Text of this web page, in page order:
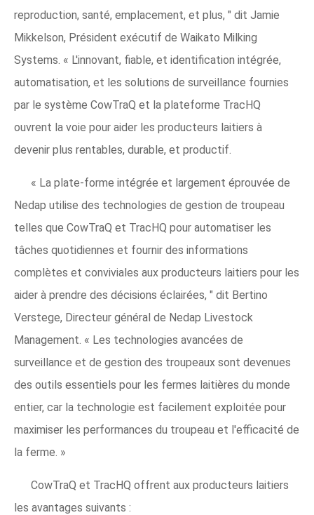
reproduction, santé, emplacement, et plus, " dit Jamie
Mikkelson, Président exécutif de Waikato Milking
Systems. « L'innovant, fiable, et identification intégrée,
automatisation, et les solutions de surveillance fournies
par le système CowTraQ et la plateforme TracHQ
ouvrent la voie pour aider les producteurs laitiers à
devenir plus rentables, durable, et productif.
« La plate-forme intégrée et largement éprouvée de
Nedap utilise des technologies de gestion de troupeau
telles que CowTraQ et TracHQ pour automatiser les
tâches quotidiennes et fournir des informations
complètes et conviviales aux producteurs laitiers pour les
aider à prendre des décisions éclairées, " dit Bertino
Verstege, Directeur général de Nedap Livestock
Management. « Les technologies avancées de
surveillance et de gestion des troupeaux sont devenues
des outils essentiels pour les fermes laitières du monde
entier, car la technologie est facilement exploitée pour
maximiser les performances du troupeau et l'efficacité de
la ferme. »
CowTraQ et TracHQ offrent aux producteurs laitiers
les avantages suivants :